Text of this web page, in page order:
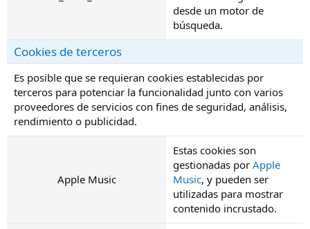
desde un motor de
búsqueda.
Cookies de terceros
Es posible que se requieran cookies establecidas por
terceros para potenciar la funcionalidad junto con varios
proveedores de servicios con fines de seguridad, análisis,
rendimiento o publicidad.
Apple Music
Estas cookies son
gestionadas por Apple
Music, y pueden ser
utilizadas para mostrar
contenido incrustado.